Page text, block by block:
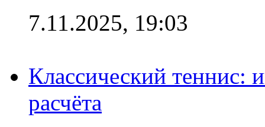
7.11.2025, 19:03
Классический теннис:
расчёта